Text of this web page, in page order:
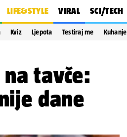
LIFE&STYLE VIRAL SCI/TECH
Kviz Ljepota Testiraj me Kuhanje
tavče:
dane